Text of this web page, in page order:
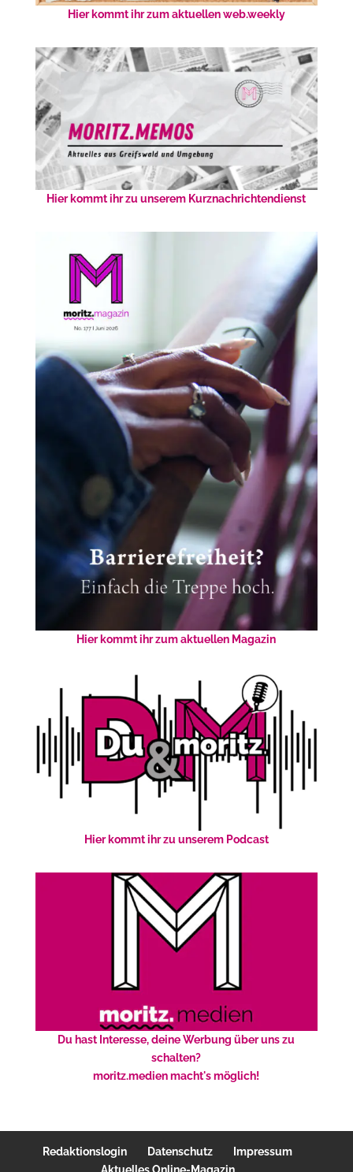
Hier kommt ihr zum aktuellen web.weekly
Hier kommt ihr zu unserem Kurznachrichtendienst
Hier kommt ihr zum aktuellen Magazin
Hier kommt ihr zu unserem Podcast
Du hast Interesse, deine Werbung über uns zu
schalten?
moritz.medien macht's möglich!
Redaktionslogin Datenschutz
Impressum